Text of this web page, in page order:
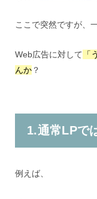
ここで突然ですが、
Web広告に対して
んか ？
1.通常LPで
例えば、